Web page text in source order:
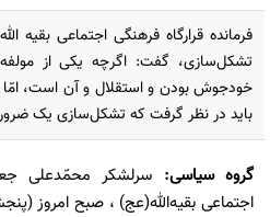
فرمانده قرارگاه فرهنگی اجتماعی بقیه
تشکل‌سازی، گفت: اگرچه یکی از
خودجوش بودن و استقلال و آن است، امّا
باید در نظر گرفت که تشکل‌سازی یک
گروه سیاسی: سرلشکر محمّدعلی